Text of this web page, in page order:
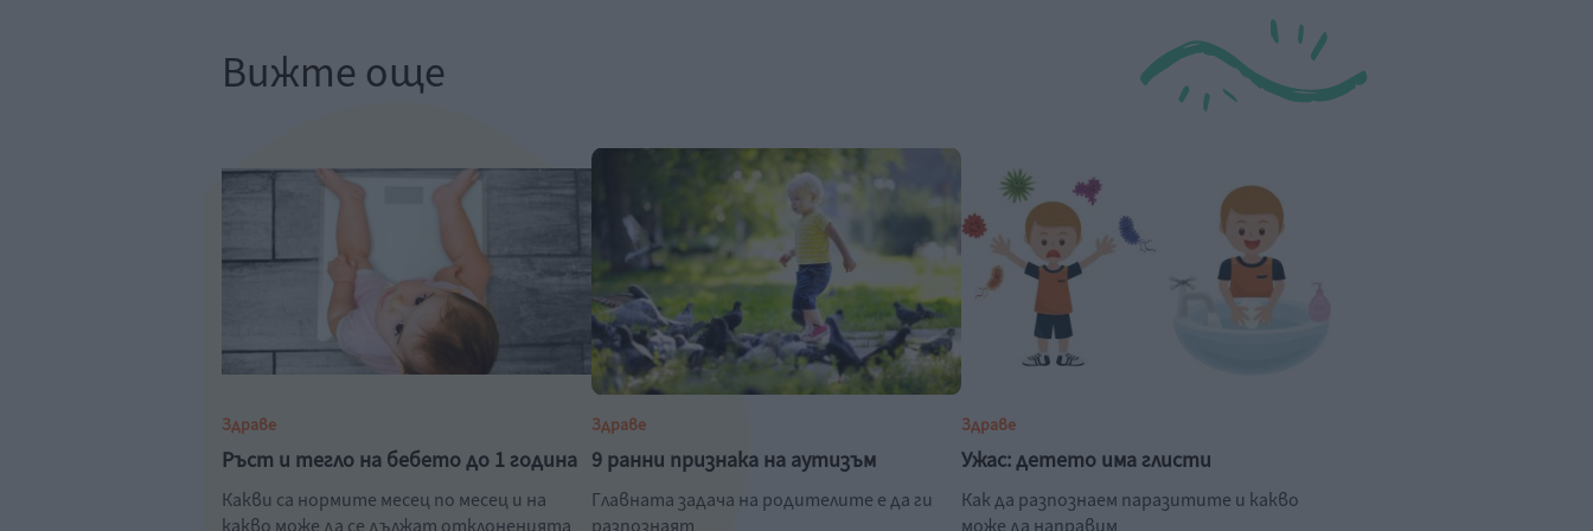
Вижте още
Здраве
Ръст и тегло на бебето до 1 година
Какви са нормите месец по месец и на
Здраве
9 ранни признака на аутизъм
Главната задача на родителите е да ги
Здраве
Ужас: детето има глисти
Как да разпознаем паразитите и какво